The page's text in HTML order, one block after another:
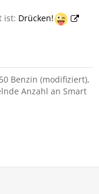
ist: Drücken!
Benzin (modifiziert),
Anzahl an Smart